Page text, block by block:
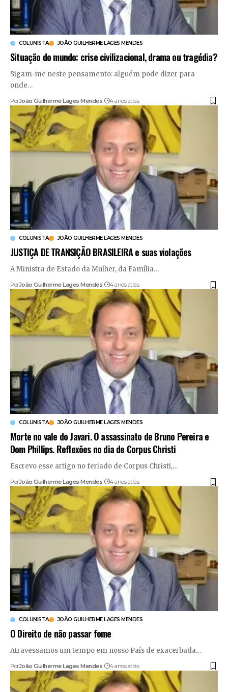
COLUNISTA JOÃO GUILHERME LAGES MENDES
Situação do mundo: crise civilizacional, drama ou tragédia?
Sigam-me neste pensamento: alguém pode dizer para
onde…
PorJoão Guilherme Lages Mendes 4 anos atrás
COLUNISTA JOÃO GUILHERME LAGES MENDES
JUSTIÇA DE TRANSIÇÃO BRASILEIRA e suas violações
A Ministra de Estado da Mulher, da Família…
PorJoão Guilherme Lages Mendes 4 anos atrás
COLUNISTA JOÃO GUILHERME LAGES MENDES
Morte no vale do Javari. O assassinato de Bruno Pereira e
Dom Phillips. Reflexões no dia de Corpus Christi
Escrevo esse artigo no feriado de Corpus Christi,…
PorJoão Guilherme Lages Mendes 4 anos atrás
COLUNISTA JOÃO GUILHERME LAGES MENDES
​O Direito de não passar fome
Atravessamos um tempo em nosso País de exacerbada…
PorJoão Guilherme Lages Mendes 4 anos atrás